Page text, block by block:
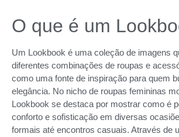
O que é um
Um Lookbook é uma coleção de imagens
diferentes combinações de roupas e
como uma fonte de inspiração para quem
elegância. No nicho de roupas femininas
Lookbook se destaca por mostrar como é
conforto e sofisticação em diversas
formais até encontros casuais. Através de